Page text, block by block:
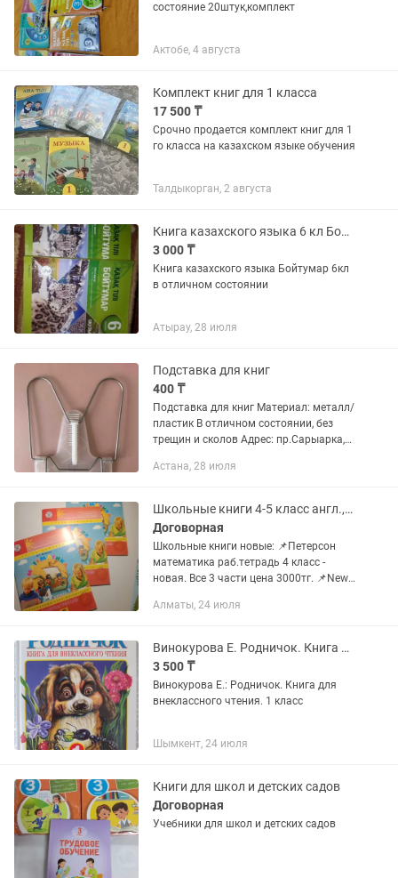
состояние 20штук,комплект
Актобе, 4 августа
Комплект книг для 1 класса
17 500 ₸
Срочно продается комплект книг для 1
го класса на казахском языке обучения
Талдыкорган, 2 августа
Книга казахского языка 6 кл Бойтумар
3 000 ₸
Книга казахского языка Бойтумар 6кл
в отличном состоянии
Атырау, 28 июля
Подставка для книг
400 ₸
Подставка для книг Материал: металл/
пластик В отличном состоянии, без
трещин и сколов Адрес: пр.Сарыарка,
Астана, 28 июля
Школьные книги 4-5 класс англ.,Франц,логика,матема, литра - недорого.
Договорная
Школьные книги новые: 📌Петерсон
математика раб.тетрадь 4 класс -
новая. Все 3 части цена 3000тг. 📌New
1500 тг. 📌Холодова информатика/
Алматы, 24 июля
Винокурова Е. Родничок. Книга для внеклассного чтения. 1 класс
3 500 ₸
Винокурова Е.: Родничок. Книга для
внеклассного чтения. 1 класс
Шымкент, 24 июля
Книги для школ и детских садов
Договорная
Учебники для школ и детских садов